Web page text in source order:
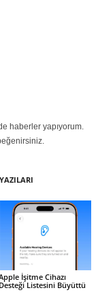
haberler yapıyorum.
İşitme Cihazı
Desteği Listesini Büyüttü